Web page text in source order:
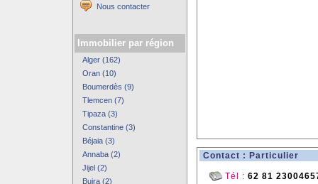
Nous contacter
Immobilier par région
Alger (162)
Oran (10)
Boumerdès (9)
Tlemcen (7)
Tipaza (3)
Constantine (3)
Béjaia (3)
Annaba (2)
Jijel (2)
Buira (2)
Contact : Particulier
Tél : 62 81